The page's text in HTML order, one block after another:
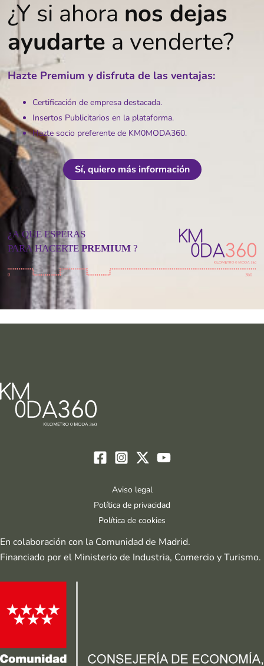
¿Y si ahora nos dejas
ayudarte a venderte?
Hazte Premium y disfruta de las ventajas:
Certificación de empresa destacada.
Insertos Publicitarios en la plataforma.
Hazte socio preferente de KM0MODA360.
Sí, quiero más información
Aviso legal
Política de privacidad
Política de cookies
En colaboración con la Comunidad de Madrid.
Financiado por el Ministerio de Industria, Comercio y Turismo.